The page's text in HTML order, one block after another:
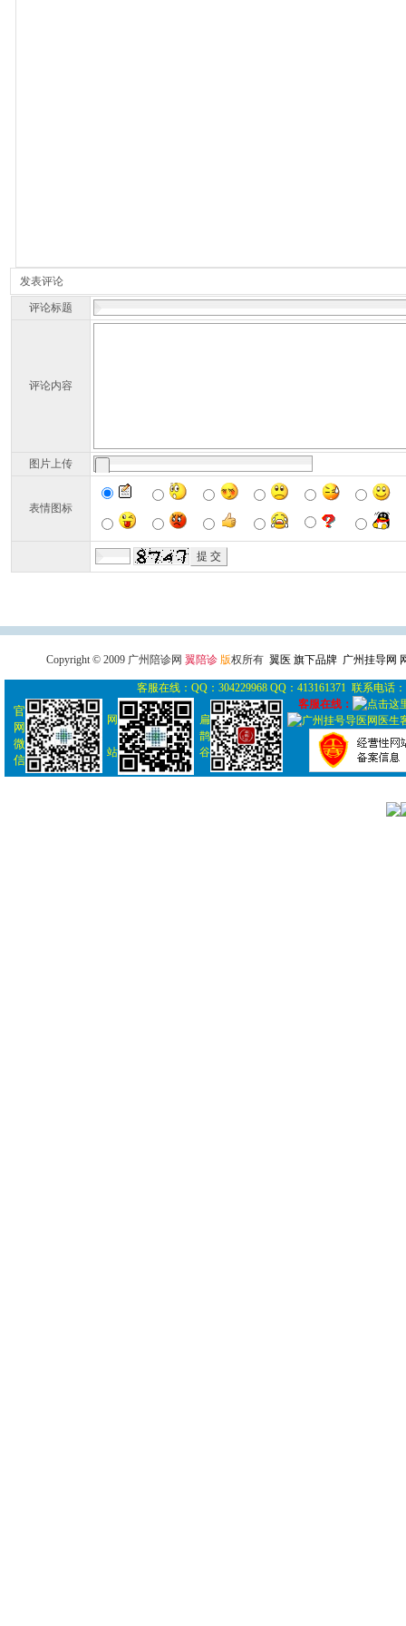
发表评论
评论标题
评论内容
图片上传
表情图标
Copyright © 2009 广州陪诊网 翼陪诊 版权所有 翼医 旗下品牌 广州挂导网
客服在线：QQ：304229968 QQ：413161371 联系电话
官
网
微
信
网
站
扁
鹊
谷
客服在线：